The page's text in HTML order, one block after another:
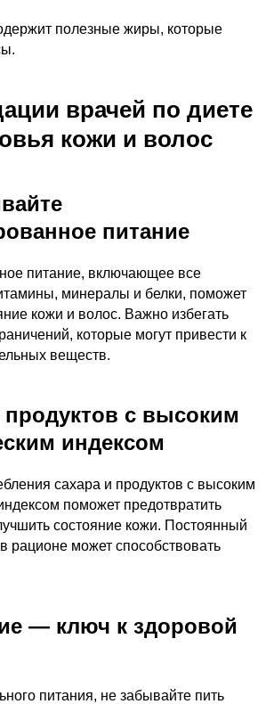
полезные жиры, которые
врачей по диете
кожи и волос
питание
питание, включающее все
минералы и белки, поможет
кожи и волос. Важно избегать
которые могут привести к
веществ.
продуктов с высоким
индексом
сахара и продуктов с высоким
поможет предотвратить
состояние кожи. Постоянный
рационе может способствовать
— ключ к здоровой
питания, не забывайте пить